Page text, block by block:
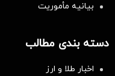
بیانیه مأموریت
دسته بندی مطالب
اخبار طلا و ارز